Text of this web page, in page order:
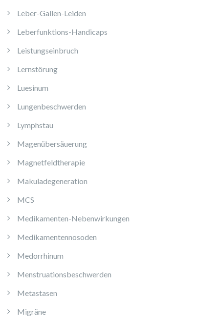
Leber-Gallen-Leiden
Leberfunktions-Handicaps
Leistungseinbruch
Lernstörung
Luesinum
Lungenbeschwerden
Lymphstau
Magenübersäuerung
Magnetfeldtherapie
Makuladegeneration
MCS
Medikamenten-Nebenwirkungen
Medikamentennosoden
Medorrhinum
Menstruationsbeschwerden
Metastasen
Migräne